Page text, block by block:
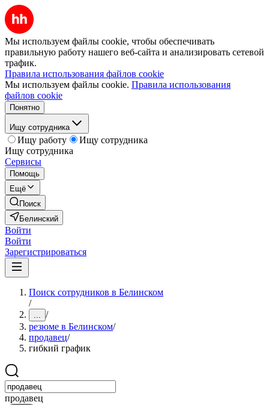
Мы используем файлы cookie, чтобы обеспечивать
правильную работу нашего веб-сайта и анализировать сетевой
трафик.
Правила использования файлов cookie
Мы используем файлы cookie. Правила использования
файлов cookie
Понятно
Ищу сотрудника
Ищу работу
Ищу сотрудника
Ищу сотрудника
Сервисы
Помощь
Ещё
Поиск
Белинский
Войти
Войти
Зарегистрироваться
Поиск сотрудников в Белинском
/
... /
резюме в Белинском/
продавец/
гибкий график
продавец